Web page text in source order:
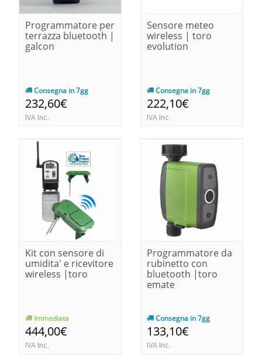
Programmatore per
terrazza bluetooth |
galcon
Consegna in 7gg
232,60€
IVA Inc.
Sensore meteo
wireless | toro
evolution
Consegna in 7gg
222,10€
IVA Inc.
Kit con sensore di
umidita' e ricevitore
wireless |toro
Immediata
444,00€
IVA Inc.
Programmatore da
rubinetto con
bluetooth |toro
emate
Consegna in 7gg
133,10€
IVA Inc.